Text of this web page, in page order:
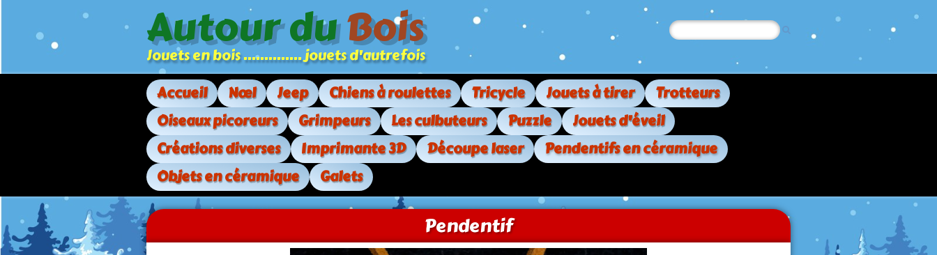
Autour duBois
Jouets en bois .............. jouets d'autrefois
Accueil
Nœl Jeep Chiens à roulettes Tricycle Jouets à tirer
Trotteurs
Oiseaux picoreurs
Grimpeurs Les culbuteurs Puzzle
Jouets d'éveil
Créations diverses
Imprimante 3D Découpe laser
Pendentifs en céramique
Objets en céramique
Galets
Pendentif